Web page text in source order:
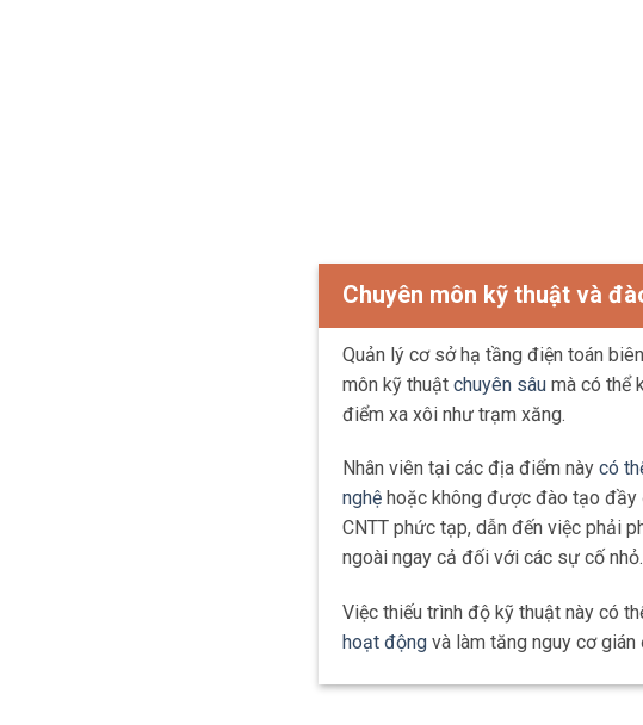
Chuyên môn kỹ thuật và
Quản lý cơ sở hạ tầng điện toán
môn kỹ thuật chuyên sâu mà có thể
điểm xa xôi như trạm xăng.
Nhân viên tại các địa điểm này có
nghệ hoặc không được đào tạo
CNTT phức tạp, dẫn đến việc phải
ngoài ngay cả đối với các sự cố nhỏ.
Việc thiếu trình độ kỹ thuật này có
hoạt động và làm tăng nguy cơ